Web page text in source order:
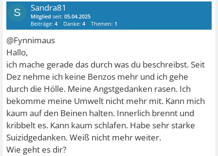
S Sandra81
Mitglied seit:05.04.2025
Beiträge:4 Danke:4 Themen: 1
@Fynnimaus
Hallo,
ich mache gerade das durch was du beschreibst. Seit
Dez nehme ich keine Benzos mehr und ich gehe
durch die Hölle. Meine Angstgedanken rasen. Ich
bekomme meine Umwelt nicht mehr mit. Kann mich
kaum auf den Beinen halten. Innerlich brennt und
kribbelt es. Kann kaum schlafen. Habe sehr starke
Suizidgedanken. Weiß nicht mehr weiter.
Wie geht es dir?